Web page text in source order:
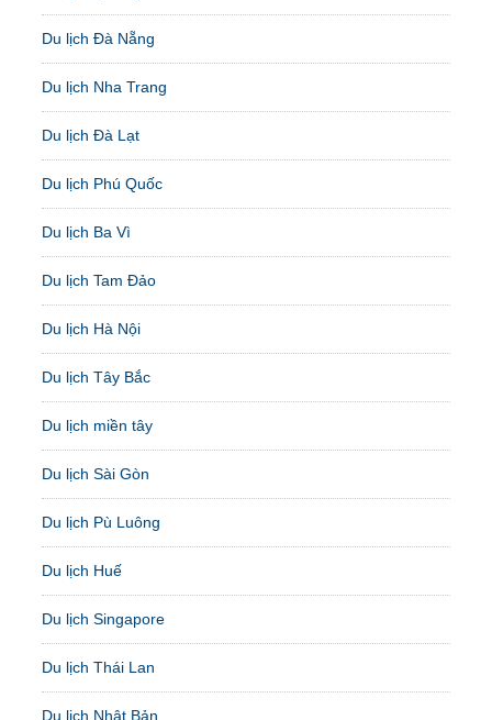
Du lịch Đà Nẵng
Du lịch Nha Trang
Du lịch Đà Lạt
Du lịch Phú Quốc
Du lịch Ba Vì
Du lịch Tam Đảo
Du lịch Hà Nội
Du lịch Tây Bắc
Du lịch miền tây
Du lịch Sài Gòn
Du lịch Pù Luông
Du lịch Huế
Du lịch Singapore
Du lịch Thái Lan
Du lịch Nhật Bản